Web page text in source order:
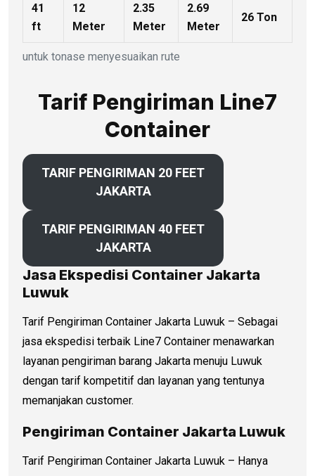
untuk tonase menyesuaikan rute
41
ft
12
Meter
2.35
Meter
2.69
Meter
26 Ton
Tarif Pengiriman Line7
Container
TARIF PENGIRIMAN 20 FEET
JAKARTA
TARIF PENGIRIMAN 40 FEET
JAKARTA
Jasa Ekspedisi Container Jakarta
Luwuk
Tarif Pengiriman Container Jakarta Luwuk – Sebagai
jasa ekspedisi terbaik Line7 Container menawarkan
layanan pengiriman barang Jakarta menuju Luwuk
dengan tarif kompetitif dan layanan yang tentunya
memanjakan customer.
Pengiriman Container Jakarta Luwuk
Tarif Pengiriman Container Jakarta Luwuk – Hanya